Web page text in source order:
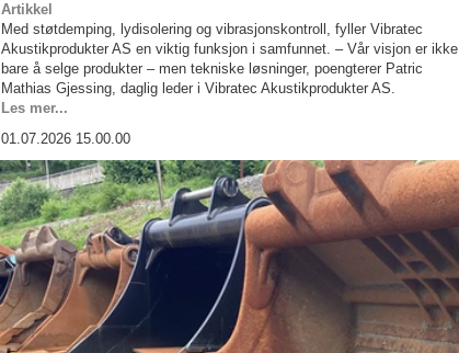
Artikkel
Med støtdemping, lydisolering og vibrasjonskontroll, fyller Vibratec
Akustikprodukter AS en viktig funksjon i samfunnet. – Vår visjon er ikke
bare å selge produkter – men tekniske løsninger, poengterer Patric
Mathias Gjessing, daglig leder i Vibratec Akustikprodukter AS.
Les mer...
01.07.2026 15.00.00